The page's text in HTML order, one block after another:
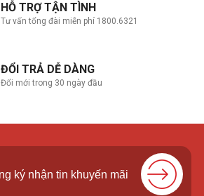
HỖ TRỢ TẬN TÌNH
Tư vấn tổng đài miễn phí 1800.6321
ĐỔI TRẢ DỄ DÀNG
Đổi mới trong 30 ngày đầu